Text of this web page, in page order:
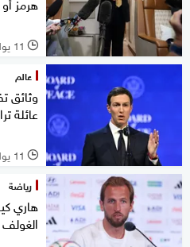
l 11 يوليو 2026
عالم
وثائق
عائلة
l 11 يوليو 2026
رياضة
هاري